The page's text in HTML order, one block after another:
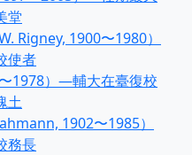
堂
Rigney, 1900〜1980）
使者
1978）—輔大在臺復校
土
1902〜1985）
務長